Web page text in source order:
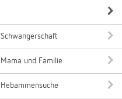
Schwangerschaft
Mama und Familie
Hebammensuche